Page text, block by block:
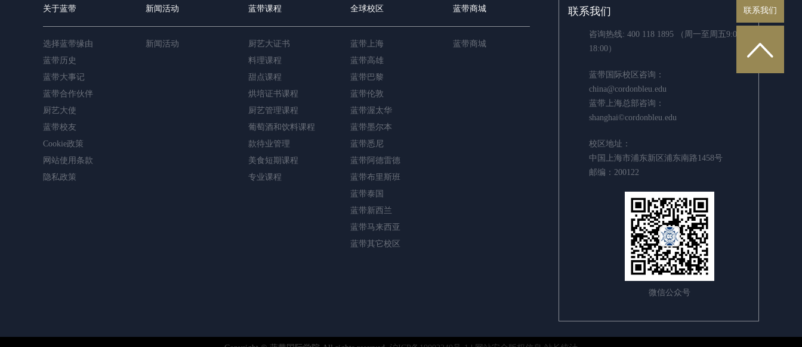
联系我们
关于蓝带
选择蓝带缘由
蓝带历史
蓝带大事记
蓝带合作伙伴
厨艺大使
蓝带校友
Cookie政策
网站使用条款
隐私政策
新闻活动
新闻活动
蓝带课程
厨艺大证书
料理课程
甜点课程
烘培证书课程
厨艺管理课程
葡萄酒和饮料课程
款待业管理
美食短期课程
专业课程
全球校区
蓝带上海
蓝带高雄
蓝带巴黎
蓝带伦敦
蓝带渥太华
蓝带墨尔本
蓝带悉尼
蓝带阿德雷德
蓝带布里斯班
蓝带泰国
蓝带新西兰
蓝带马来西亚
蓝带其它校区
蓝带商城
蓝带商城
联系我们
咨询热线: 400 118 1895 （周一至周五9:00 –
18:00）
蓝带国际校区咨询：
china@cordonbleu.edu
蓝带上海总部咨询：
shanghai©cordonbleu.edu
校区地址：
中国上海市浦东新区浦东南路1458号
邮编：200122
微信公众号